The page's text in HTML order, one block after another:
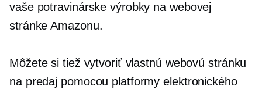
vaše potravinárske výrobky na webovej
stránke Amazonu.
Môžete si tiež vytvoriť vlastnú webovú stránku
na predaj pomocou platformy elektronického